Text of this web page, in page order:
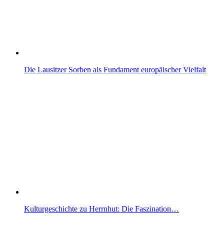
Die Lausitzer Sorben als Fundament europäischer Vielfalt
Kulturgeschichte zu Herrnhut: Die Faszination…